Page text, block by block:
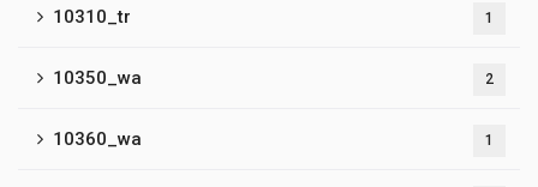
10310_tr 1
10350_wa 2
10360_wa 1